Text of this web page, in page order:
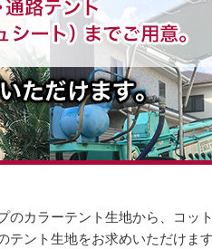
カラーテント生地から、コッ
ント生地をお求めいただけます